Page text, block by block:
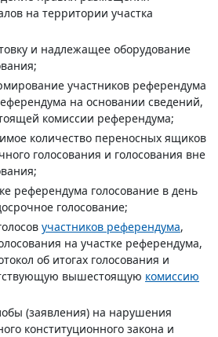
на территории участка
и надлежащее оборудование
участников референдума
на основании сведений,
комиссии референдума;
количество переносных ящиков
голосования и голосования вне
референдума голосование в день
голосование;
участников референдума,
на участке референдума,
об итогах голосования и
вышестоящую комиссию
(заявления) на нарушения
конституционного закона и